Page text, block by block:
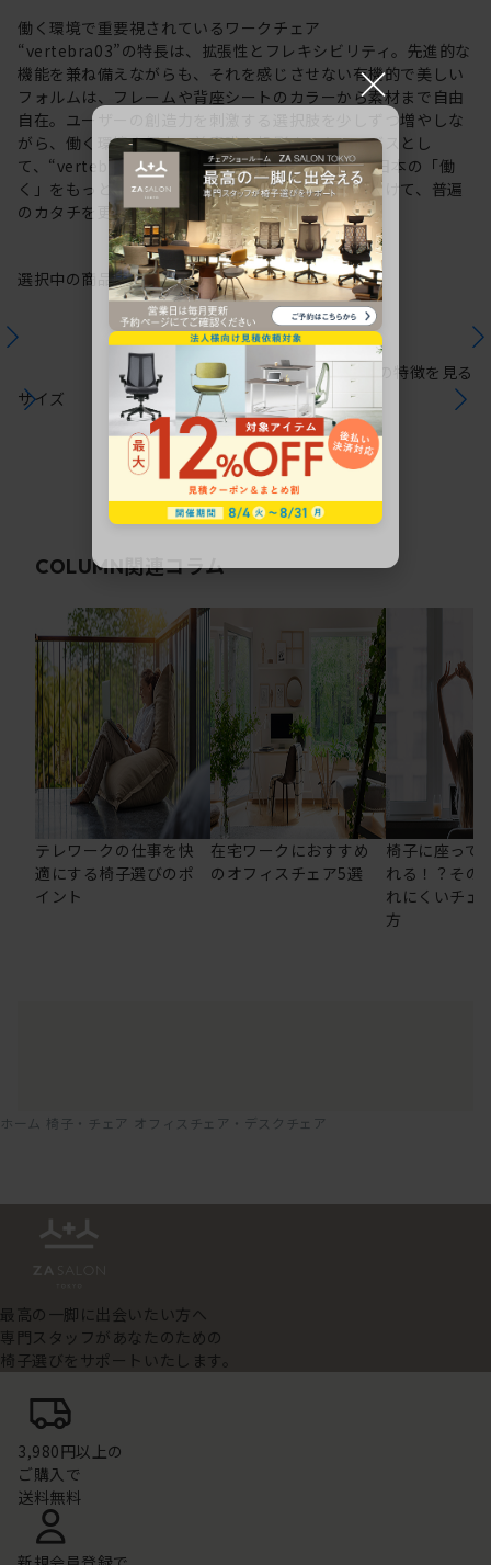
働く環境で重要視されているワークチェア
“vertebra03”の特長は、拡張性とフレキシビリティ。先進的な
機能を兼ね備えながらも、それを感じさせない有機的で美しい
フォルムは、フレームや背座シートのカラーから素材まで自由
自在。ユーザーの創造力を刺激する選択肢を少しずつ増やしな
がら、働く環境や個人の美意識を投影するキャンバスとし
て、“vertebra03”をアップデートしてきました。日本の「働
く」をもっと自由に。これからも私たちは未来に向けて、普遍
のカタチを更新していきます。
選択中の商品情報保証注意事項
サイズ
シリーズの特徴を見る
COLUMN関連コラム
テレワークの仕事を快
適にする椅子選びのポ
イント
在宅ワークにおすすめ
のオフィスチェア5選
椅子に座って
れる！？その
れにくいチェ
方
ホーム 椅子・チェア オフィスチェア・デスクチェア
最高の一脚に出会いたい方へ
専門スタッフがあなたのための
椅子選びをサポートいたします。
3,980円以上の
ご購入で
送料無料
×